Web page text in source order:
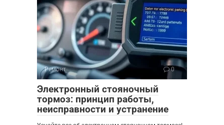
Ремонт 0
Электронный стояночный
тормоз: принцип работы,
неисправности и устранение